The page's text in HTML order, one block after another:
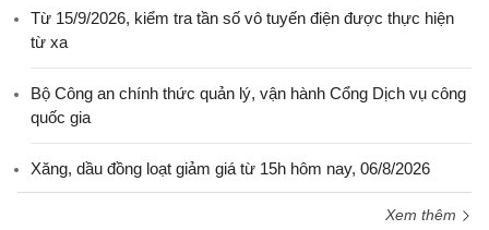
Từ 15/9/2026, kiểm tra tần số vô tuyến điện được thực hiện
từ xa
Bộ Công an chính thức quản lý, vận hành Cổng Dịch vụ công
quốc gia
Xăng, dầu đồng loạt giảm giá từ 15h hôm nay, 06/8/2026
Xem thêm